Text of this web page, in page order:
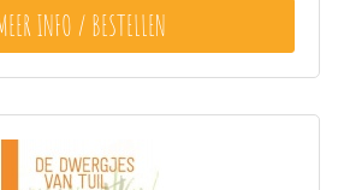
INFO / BESTELLEN